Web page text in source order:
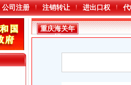
公司注册 注销转让 进出口权
重庆海关年
报